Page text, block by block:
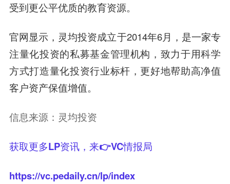
受到更公平优质的教育资源。
官网显示，灵均投资成立于2014年6月，是一家专
注量化投资的私募基金管理机构，致力于用科学
方式打造量化投资行业标杆，更好地帮助高净值
客户资产保值增值。
信息来源：灵均投资
获取更多LP资讯，来👉VC情报局
https://vc.pedaily.cn/lp/index